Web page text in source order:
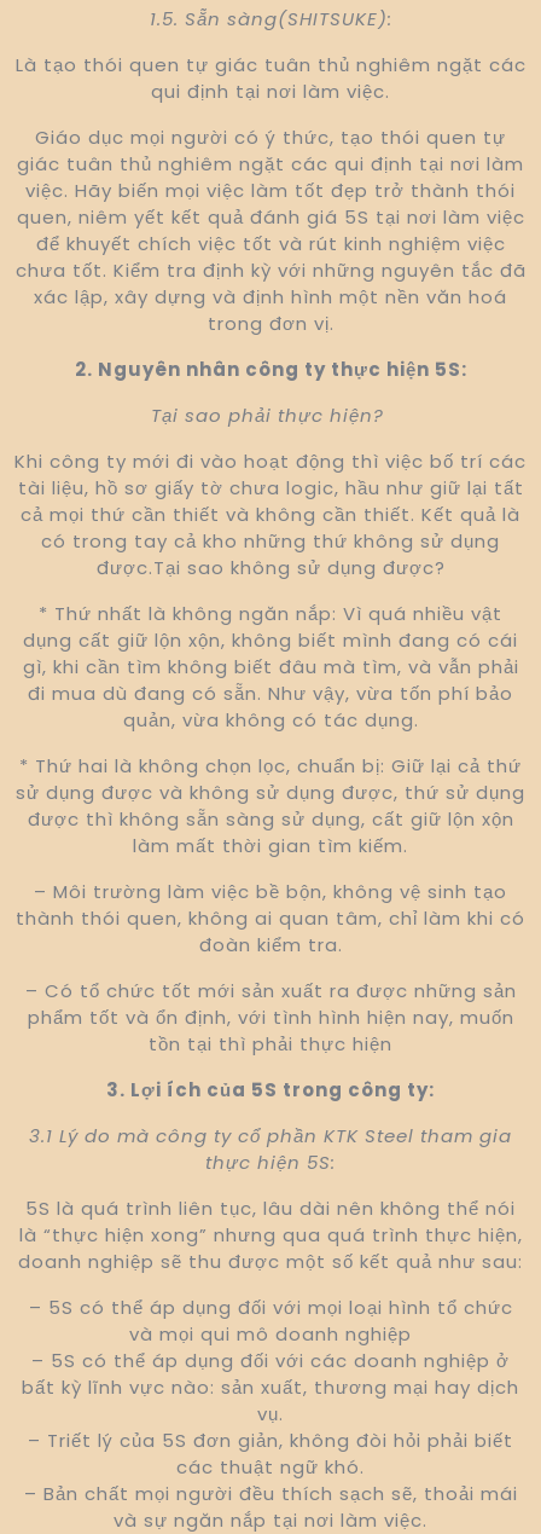
1.5. Sẵn sàng(SHITSUKE):
Là tạo thói quen tự giác tuân thủ nghiêm ngặt các
qui định tại nơi làm việc.
Giáo dục mọi người có ý thức, tạo thói quen tự
giác tuân thủ nghiêm ngặt các qui định tại nơi làm
việc. Hãy biến mọi việc làm tốt đẹp trở thành thói
quen, niêm yết kết quả đánh giá 5S tại nơi làm việc
để khuyết chích việc tốt và rút kinh nghiệm việc
chưa tốt. Kiểm tra định kỳ với những nguyên tắc đã
xác lập, xây dựng và định hình một nền văn hoá
trong đơn vị.
2. Nguyên nhân công ty thực hiện 5S:
Tại sao phải thực hiện?
Khi công ty mới đi vào hoạt động thì việc bố trí các
tài liệu, hồ sơ giấy tờ chưa logic, hầu như giữ lại tất
cả mọi thứ cần thiết và không cần thiết. Kết quả là
có trong tay cả kho những thứ không sử dụng
được.Tại sao không sử dụng được?
* Thứ nhất là không ngăn nắp: Vì quá nhiều vật
dụng cất giữ lộn xộn, không biết mình đang có cái
gì, khi cần tìm không biết đâu mà tìm, và vẫn phải
đi mua dù đang có sẵn. Như vậy, vừa tốn phí bảo
quản, vừa không có tác dụng.
* Thứ hai là không chọn lọc, chuẩn bị: Giữ lại cả thứ
sử dụng được và không sử dụng được, thứ sử dụng
được thì không sẵn sàng sử dụng, cất giữ lộn xộn
làm mất thời gian tìm kiếm.
– Môi trường làm việc bề bộn, không vệ sinh tạo
thành thói quen, không ai quan tâm, chỉ làm khi có
đoàn kiểm tra.
– Có tổ chức tốt mới sản xuất ra được những sản
phẩm tốt và ổn định, với tình hình hiện nay, muốn
tồn tại thì phải thực hiện
3. Lợi ích của 5S trong công ty:
3.1 Lý do mà công ty cổ phần KTK Steel tham gia
thực hiện 5S:
5S là quá trình liên tục, lâu dài nên không thể nói
là “thực hiện xong” nhưng qua quá trình thực hiện,
doanh nghiệp sẽ thu được một số kết quả như sau:
– 5S có thể áp dụng đối với mọi loại hình tổ chức
và mọi qui mô doanh nghiệp
– 5S có thể áp dụng đối với các doanh nghiệp ở
bất kỳ lĩnh vực nào: sản xuất, thương mại hay dịch
vụ.
– Triết lý của 5S đơn giản, không đòi hỏi phải biết
các thuật ngữ khó.
– Bản chất mọi người đều thích sạch sẽ, thoải mái
và sự ngăn nắp tại nơi làm việc.